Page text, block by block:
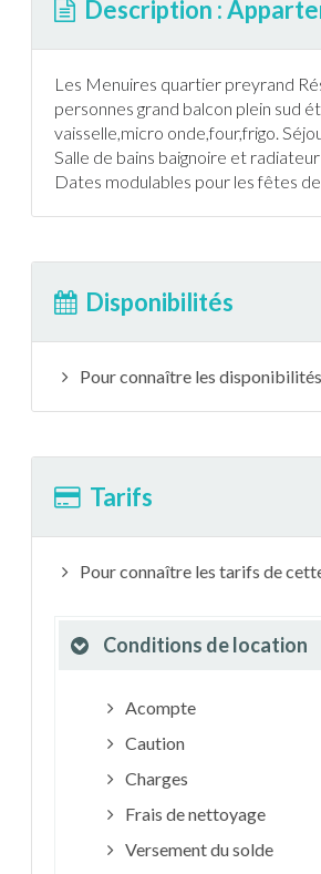
Description :
Les Menuires quartier preyrand
personnes grand balcon plein sud
vaisselle,micro onde,four,frigo.
Salle de bains baignoire et
Dates modulables pour les fêtes de
Disponibilités
Pour connaître les
Tarifs
Pour connaître les tarifs de
Conditions de location
Acompte
Caution
Charges
Frais de nettoyage
Versement du solde